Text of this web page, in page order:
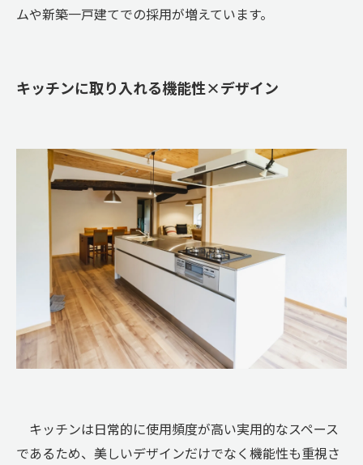
ムや新築一戸建てでの採用が増えています。
キッチンに取り入れる機能性×デザイン
キッチンは日常的に使用頻度が高い実用的なスペース
であるため、美しいデザインだけでなく機能性も重視さ